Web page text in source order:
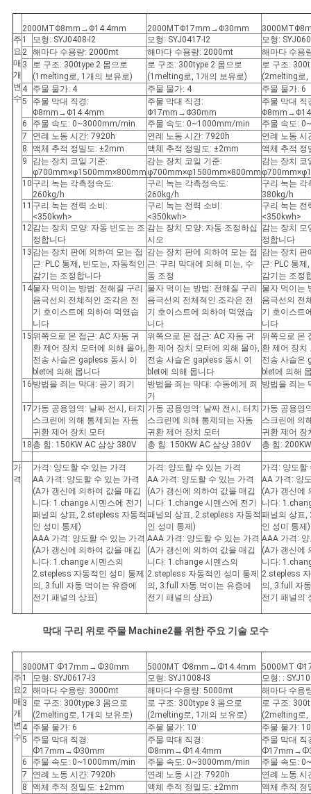
하
다
사
PRIVACY
POLICY
2000MTΦ8mm→Φ14.4mm 2000MTΦ17mm→Φ30mm
주
요
매
개
변
수
1 모형: SYJ0408-I2 모형: SYJ0417-I2
모형:
2 해마다 수용량: 2000mt 해마다 수용량: 2000mt
해마다 수용
3
로 구조: 300type 2 몸으로
(1melting로, 1개의 보유로)
로 구조: 300type 2 몸으로
(1melting로, 1개의 보유로)
로 구조:
(2melting로,
4
주물 물가: 4 주물 물가: 4
주물 물가: 6
5
주물 막대 직경:
Φ8mm→Φ14.4mm
주물 막대 직경:
Φ17mm→Φ30mm
주물 막대 직
6
주물 속도: 0~3000mm/min 주물 속도: 0~1000mm/min
주물 속도:
7
연례 노동 시간: 7920h 연례 노동 시간: 7920h
연례 노동 시
8
액체 추적 정밀도: ±2mm 액체 추적 정밀도: ±2mm
액체 추적 정
9
감는 장치 코일 기준:
φ700mm×φ1500mm×800mm
감는 장치 코일 기준:
φ700mm×φ1500mm×800mm
감는 장치 코
10 구리 녹는 각측정속도:
260kg/h
구리 녹는 각측정속도:
260kg/h
구리 녹는 각
380kg/h
11 구리 녹는 전력 소비:
<350kwh>
구리 녹는 전력 소비:
<350kwh>
구리 녹는 전
<350kwh>
12감는 장치 모양: 자동 빈도는 조
정합니다
감는 장치 모양: 자동 조정하십
시오
감는 장치 모
정합니다
13 감는 장치 판에 의하여 모는 접
근: PLC 통제, 빈도는, 자동적인
감기는 조정합니다
감는 장치 판에 의하여 모는 접
근: 구리 막대에 의해 미는, 수
동 조정
감는 장치 판
근: PLC 통
감기는 조정
14물자 먹이는 방법: 전해질 구리
음극선의 전체적인 조각은 전
기 호이스트에 의하여 먹였습
니다
물자 먹이는 방법: 전해질 구리
음극선의 전체적인 조각은 전
기 호이스트에 의하여 먹였습
니다
물자 먹이는
음극선의 전
기 호이스트
니다
15 위쪽으로 몬 접근: AC 자동 귀
환 제어 장치 모터에 의해 몰아,
전송 사슬은 gapless 동시 이
blet에 의해 몹니다
위쪽으로 몬 접근: AC 자동 귀
환 제어 장치 모터에 의해 몰아,
전송 사슬은 gapless 동시 이
blet에 의해 몹니다
위쪽으로 몬
환 제어 장치
전송 사슬은
blet에 의해
16 방법을 죄는 막대: 공기 죄기
방법을 죄는 막대: 수동에게 죄
기
방법을 죄는
17 가동 공용영역: 날짜 전시, 터치
스크린에 의해 통제되는 자동
귀환 제어 장치 모터
가동 공용영역: 날짜 전시, 터치
스크린에 의해 통제되는 자동
귀환 제어 장치 모터
가동 공용영
스크린에 의
귀환 제어 장
18 총 힘: 150KW AC 삼상 380V 총 힘: 150KW AC 삼상 380V 총 힘:
가
격
가격: 양도할 수 있는 가격
AA 가격: 양도할 수 있는 가격
(A가 갱신에 의하여 값을 매깁
니다: 1.change 시멘스에 전기
패널의 상표, 2.stepless 자동적
인 성미 통제)
AAA 가격: 양도할 수 있는 가격
(A가 갱신에 의하여 값을 매깁
니다: 1.change 시멘스의
2.stepless 자동적인 성미 통제
의, 3.full 자동 먹이는 유증에
전기 패널의 상표)
가격: 양도할 수 있는 가격
AA 가격: 양도할 수 있는 가격
(A가 갱신에 의하여 값을 매깁
니다: 1.change 시멘스에 전기
패널의 상표, 2.stepless 자동적
인 성미 통제)
AAA 가격: 양도할 수 있는 가격
(A가 갱신에 의하여 값을 매깁
니다: 1.change 시멘스의
2.stepless 자동적인 성미 통제
의, 3.full 자동 먹이는 유증에
전기 패널의 상표)
가격: 양도할
AA 가격: 양
(A가 갱신에
니다:
패널의 상표,
인 성미 통제)
AAA 가격:
(A가 갱신에
니다:
2.stepless
의, 3.full 자
전기 패널의
막대 구리 위로 주물 Machine2를 위한 주요 기술 모수
3000MT Ф17mm→Ф30mm 5000MT Ф8mm→Ф14.4mm
5000MT
주
요
매
개
변
수
1 모형: SYJ0617-I3 모형: SYJ1008-I3
모형: :
2 해마다 수용량: 3000mt 해마다 수용량: 5000mt
해마다 수용
3
로 구조: 300type 3 몸으로
(2melting로, 1개의 보유로)
로 구조: 300type 3 몸으로
(2melting로, 1개의 보유로)
로 구조:
(2melting로,
4
주물 물가: 6 주물 물가: 10
주물 물가: 10
5
주물 막대 직경:
Ф17mm→Ф30mm
주물 막대 직경:
Ф8mm→Ф14.4mm
주물 막대 직
6
주물 속도: 0~1000mm/min 주물 속도: 0~3000mm/min
주물 속도:
7
연례 노동 시간: 7920h 연례 노동 시간: 7920h
연례 노동 시
8
액체 추적 정밀도: ±2mm 액체 추적 정밀도: ±2mm
액체 추적 정